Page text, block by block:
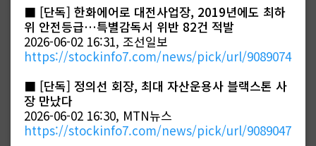
■ [단독] 한화에어로 대전사업장, 2019년에도 최하
위 안전등급…특별감독서 위반 82건 적발
2026-06-02 16:31, 조선일보
https://stockinfo7.com/news/pick/url/9089074
■ [단독] 정의선 회장, 최대 자산운용사 블랙스톤 사
장 만났다
2026-06-02 16:30, MTN뉴스
https://stockinfo7.com/news/pick/url/9089047